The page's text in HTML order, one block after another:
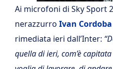
Ai microfoni di Sky Sport
nerazzurro Ivan Cordoba
rimediata ieri dall’Inter:
quella di ieri, com’è